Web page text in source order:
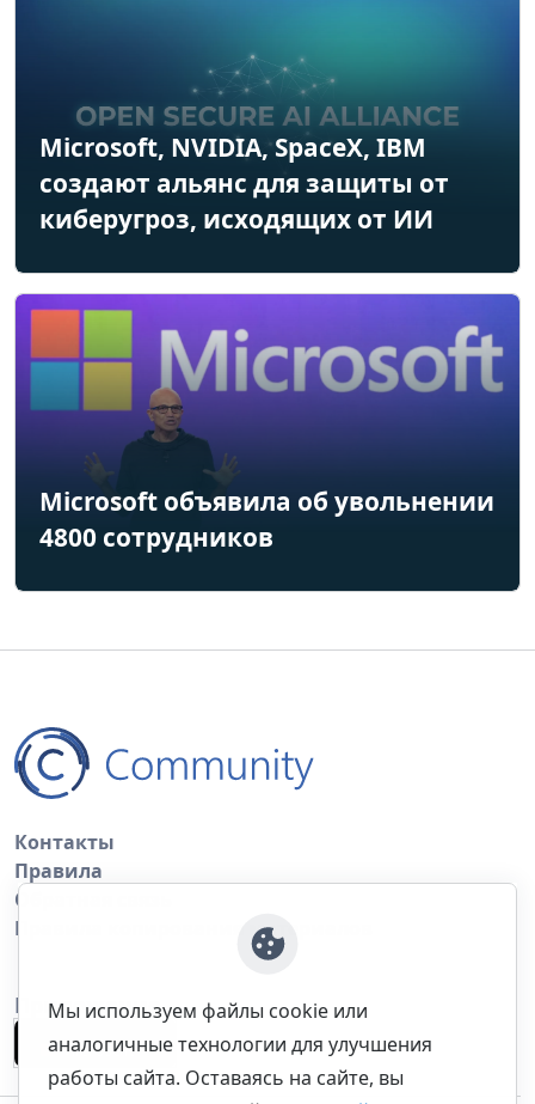
Microsoft, NVIDIA, SpaceX, IBM
создают альянс для защиты от
киберугроз, исходящих от ИИ
Microsoft объявила об увольнении
4800 сотрудников
Контакты
Правила
Обратная связь
Правила копирования материалов
Приложение
Мы используем файлы cookie или
аналогичные технологии для улучшения
работы сайта. Оставаясь на сайте, вы